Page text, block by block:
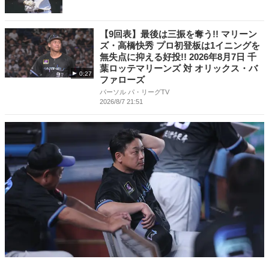
0:27
【9回表】最後は三振を奪う!! マリーン
ズ・高橋快秀 プロ初登板は1イニングを
無失点に抑える好投!! 2026年8月7日 千
葉ロッテマリーンズ 対 オリックス・バ
ファローズ
パーソル パ・リーグTV
2026/8/7 21:51